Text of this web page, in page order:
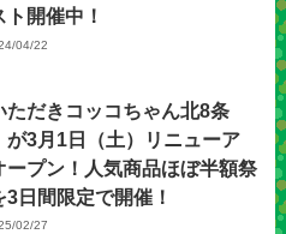
ト開催中！
04/22
ただきコッコちゃん北8条
が3月1日（土）リニューア
ープン！人気商品ほぼ半額祭
3日間限定で開催！
02/27